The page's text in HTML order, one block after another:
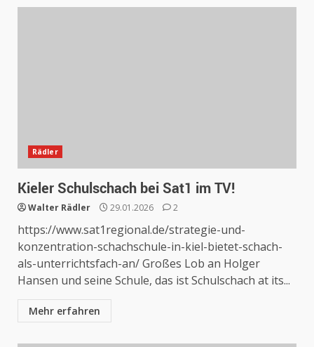
Rädler
Kieler Schulschach bei Sat1 im TV!
Walter Rädler 29.01.2026 2
https://www.sat1regional.de/strategie-und-
konzentration-schachschule-in-kiel-bietet-schach-
als-unterrichtsfach-an/ Großes Lob an Holger
Hansen und seine Schule, das ist Schulschach at its...
Mehr erfahren